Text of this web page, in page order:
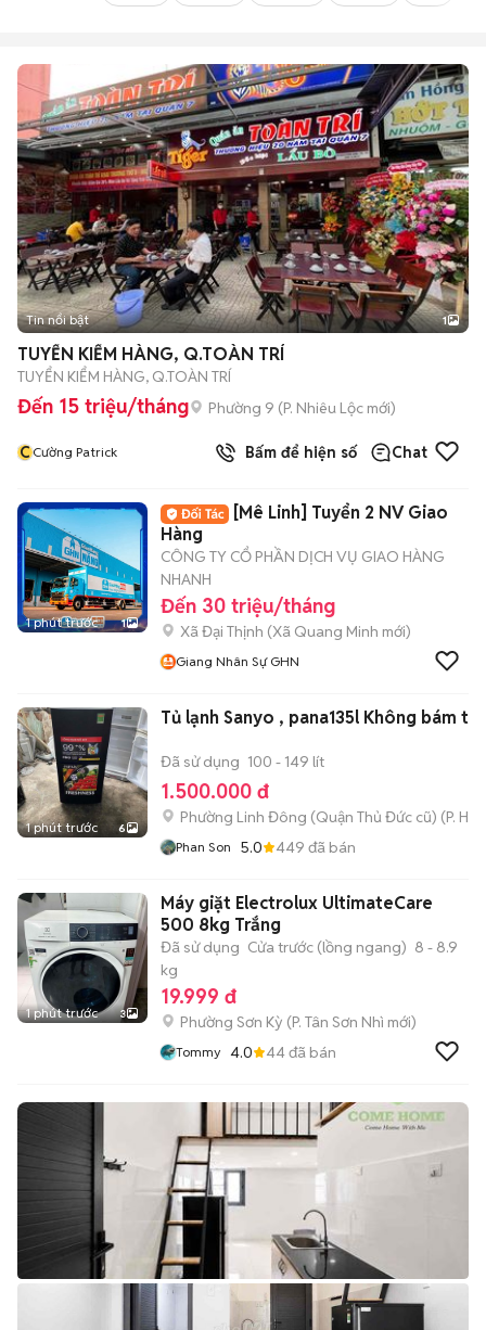
Tin nổi bật 1
TUYỂN KIỂM HÀNG, Q.TOÀN TRÍ
TUYỂN KIỂM HÀNG, Q.TOÀN TRÍ
Đến 15 triệu/tháng Phường 9 (P. Nhiêu Lộc mới)
CCường Patrick Bấm để hiện số Chat
1 phút trước 1
[Mê Linh] Tuyển 2 NV Giao
Hàng
CÔNG TY CỔ PHẦN DỊCH VỤ GIAO HÀNG
NHANH
Đến 30 triệu/tháng
Xã Đại Thịnh (Xã Quang Minh mới)
Giang Nhân Sự GHN
1 phút trước 6
Tủ lạnh Sanyo , pana135l Không bám
Đã sử dụng 100 - 149 lít
1.500.000 đ
Phường Linh Đông (Quận Thủ Đức cũ) (P.
Phan Son 5.0 449 đã bán
1 phút trước 3
Máy giặt Electrolux UltimateCare
500 8kg Trắng
Đã sử dụng Cửa trước (lồng ngang) 8 - 8.9
kg
19.999 đ
Phường Sơn Kỳ (P. Tân Sơn Nhì mới)
Tommy 4.0 44đã bán